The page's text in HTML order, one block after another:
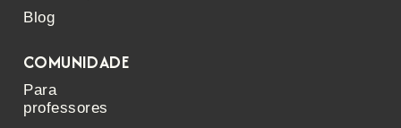
Blog
COMUNIDADE
Para
professores